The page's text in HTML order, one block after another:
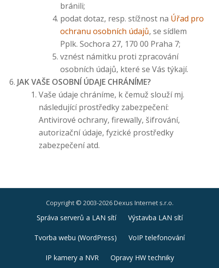
bránili;
podat dotaz, resp. stížnost na Úřad pro
ochranu osobních údajů, se sídlem
Pplk. Sochora 27, 170 00 Praha 7;
vznést námitku proti zpracování
osobních údajů, které se Vás týkají.
JAK VAŠE OSOBNÍ ÚDAJE CHRÁNÍME?
Vaše údaje chráníme, k čemuž slouží mj.
následující prostředky zabezpečení:
Antivirové ochrany, firewally, šifrování,
autorizační údaje, fyzické prostředky
zabezpečení atd.
Copyright © 2003-2026 Dexus Internet s.r.o.
Druhé
ménu
Správa serverů a LAN sítí Výstavba LAN sítí
Tvorba webu (WordPress) VoIP telefonování
IP kamery a NVR Opravy HW techniky